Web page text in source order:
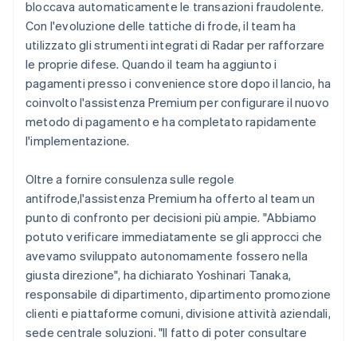
bloccava automaticamente le transazioni fraudolente.
Con l'evoluzione delle tattiche di frode, il team ha
utilizzato gli strumenti integrati di Radar per rafforzare
le proprie difese. Quando il team ha aggiunto i
pagamenti presso i convenience store dopo il lancio, ha
coinvolto l'assistenza Premium per configurare il nuovo
metodo di pagamento e ha completato rapidamente
l'implementazione.
Oltre a fornire consulenza sulle regole
antifrode,l'assistenza Premium ha offerto al team un
punto di confronto per decisioni più ampie. "Abbiamo
potuto verificare immediatamente se gli approcci che
avevamo sviluppato autonomamente fossero nella
giusta direzione", ha dichiarato Yoshinari Tanaka,
responsabile di dipartimento, dipartimento promozione
clienti e piattaforme comuni, divisione attività aziendali,
sede centrale soluzioni. "Il fatto di poter consultare